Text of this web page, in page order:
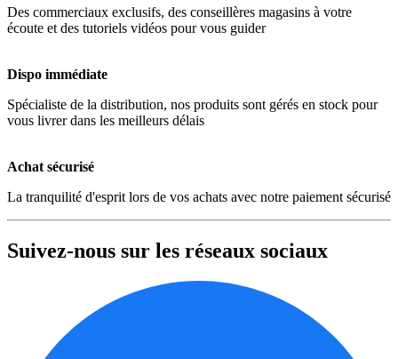
Des commerciaux exclusifs, des conseillères magasins à votre
écoute et des tutoriels vidéos pour vous guider
Dispo immédiate
Spécialiste de la distribution, nos produits sont gérés en stock pour
vous livrer dans les meilleurs délais
Achat sécurisé
La tranquilité d'esprit lors de vos achats avec notre paiement sécurisé
Suivez-nous sur les réseaux sociaux